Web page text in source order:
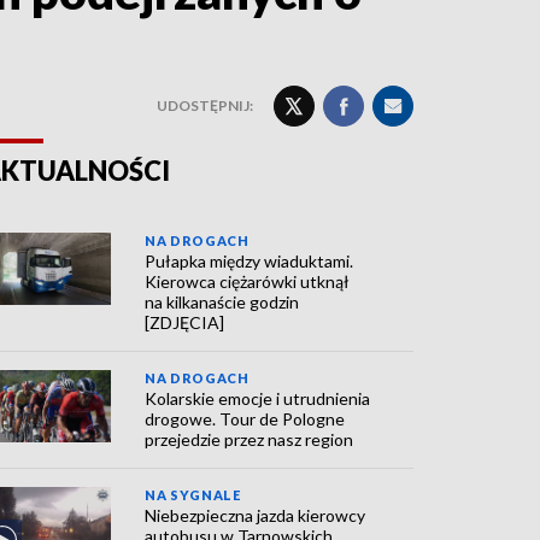
UDOSTĘPNIJ:
NA DROGACH
Pułapka między wiaduktami.
Kierowca ciężarówki utknął
na kilkanaście godzin
[ZDJĘCIA]
NA DROGACH
Kolarskie emocje i utrudnienia
drogowe. Tour de Pologne
przejedzie przez nasz region
NA SYGNALE
Niebezpieczna jazda kierowcy
autobusu w Tarnowskich